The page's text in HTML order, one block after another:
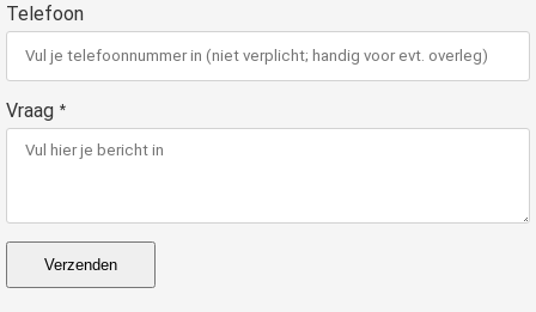
Telefoon
Vraag *
Verzenden